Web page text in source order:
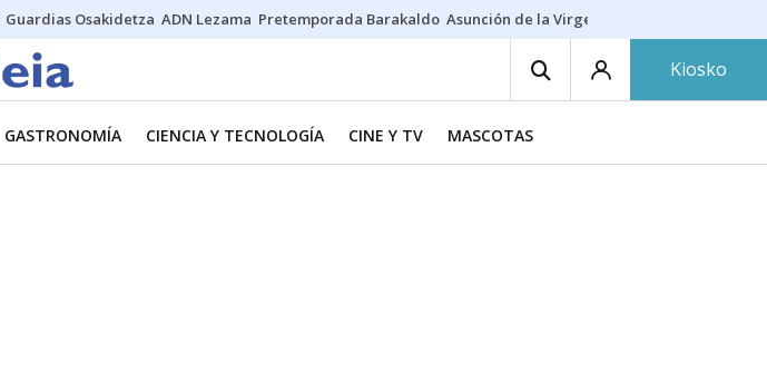
Guardias Osakidetza ADN Lezama Pretemporada Barakaldo Asunción de la Virgen
Kiosko
GASTRONOMÍA CIENCIA Y TECNOLOGÍA CINE Y TV MASCOTAS